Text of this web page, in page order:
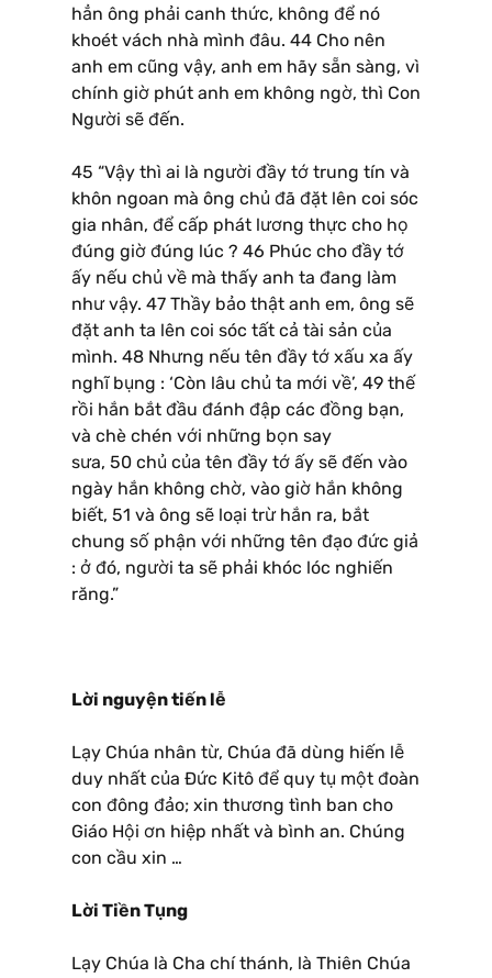
hẳn ông phải canh thức, không để nó
khoét vách nhà mình đâu. 44 Cho nên
anh em cũng vậy, anh em hãy sẵn sàng, vì
chính giờ phút anh em không ngờ, thì Con
Người sẽ đến.
45 “Vậy thì ai là người đầy tớ trung tín và
khôn ngoan mà ông chủ đã đặt lên coi sóc
gia nhân, để cấp phát lương thực cho họ
đúng giờ đúng lúc ? 46 Phúc cho đầy tớ
ấy nếu chủ về mà thấy anh ta đang làm
như vậy. 47 Thầy bảo thật anh em, ông sẽ
đặt anh ta lên coi sóc tất cả tài sản của
mình. 48 Nhưng nếu tên đầy tớ xấu xa ấy
nghĩ bụng : ‘Còn lâu chủ ta mới về’, 49 thế
rồi hắn bắt đầu đánh đập các đồng bạn,
và chè chén với những bọn say
sưa, 50 chủ của tên đầy tớ ấy sẽ đến vào
ngày hắn không chờ, vào giờ hắn không
biết, 51 và ông sẽ loại trừ hắn ra, bắt
chung số phận với những tên đạo đức giả
: ở đó, người ta sẽ phải khóc lóc nghiến
răng.”
Lời nguyện tiến lễ
Lạy Chúa nhân từ, Chúa đã dùng hiến lễ
duy nhất của Ðức Kitô để quy tụ một đoàn
con đông đảo; xin thương tình ban cho
Giáo Hội ơn hiệp nhất và bình an. Chúng
con cầu xin …
Lời Tiền Tụng
Lạy Chúa là Cha chí thánh, là Thiên Chúa